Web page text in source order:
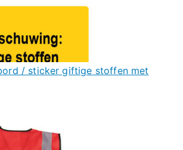
/ sticker giftige stoffen met